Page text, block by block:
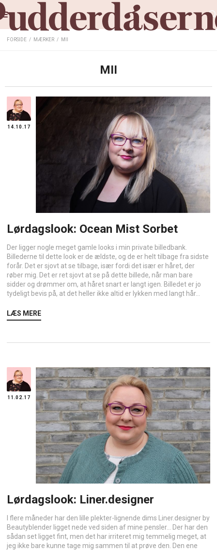
FORSIDE / MÆRKER / MII
MII
14.10.17
Lørdagslook: Ocean Mist Sorbet
Der ligger nogle meget gamle looks i min private billedbank.
Billederne til dette look er de ældste, og de er helt tilbage fra sidste
forår. Det er sjovt at se tilbage, især fordi det især er håret, der
røber mig. Det er ret sjovt at se på dette billede, når man bare
sidder og drømmer om, at håret snart er langt igen. Billedet er jo
tydeligt bevis på, at det heller ikke altid er lykken med langt hår...
LÆS MERE
11.02.17
Lørdagslook: Liner.designer
I flere måneder har den lille plekter-lignende dims Liner.designer by
Beautyblender ligget nede ved siden af mine pensler… Der har den
sådan set ligget fint, men det har irriteret mig temmelig meget, at
jeg ikke bare kunne tage mig sammen til at prøve den. Den ene